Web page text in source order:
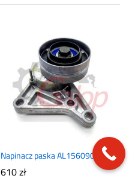
Napinacz paska AL156090 OEM
610zł